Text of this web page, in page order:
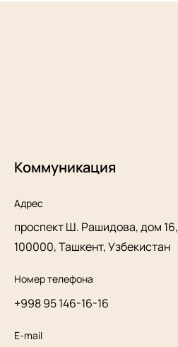
Коммуникация
Адрес
проспект Ш. Рашидова, дом 16,
100000, Ташкент, Узбекистан
Номер телефона
+998 95 146-16-16
E-mail